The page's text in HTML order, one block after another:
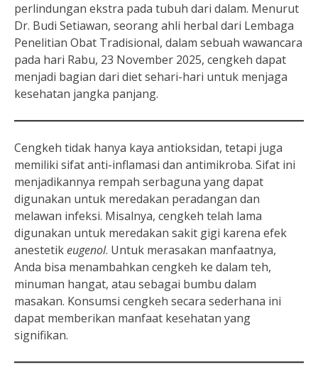
perlindungan ekstra pada tubuh dari dalam. Menurut
Dr. Budi Setiawan, seorang ahli herbal dari Lembaga
Penelitian Obat Tradisional, dalam sebuah wawancara
pada hari Rabu, 23 November 2025, cengkeh dapat
menjadi bagian dari diet sehari-hari untuk menjaga
kesehatan jangka panjang.
Cengkeh tidak hanya kaya antioksidan, tetapi juga
memiliki sifat anti-inflamasi dan antimikroba. Sifat ini
menjadikannya rempah serbaguna yang dapat
digunakan untuk meredakan peradangan dan
melawan infeksi. Misalnya, cengkeh telah lama
digunakan untuk meredakan sakit gigi karena efek
anestetikeugenol. Untuk merasakan manfaatnya,
Anda bisa menambahkan cengkeh ke dalam teh,
minuman hangat, atau sebagai bumbu dalam
masakan. Konsumsi cengkeh secara sederhana ini
dapat memberikan manfaat kesehatan yang
signifikan.